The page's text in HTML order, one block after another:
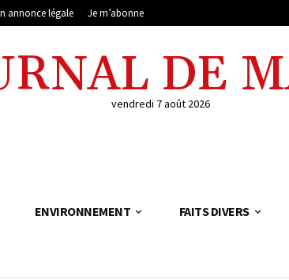
annonce légale Je m’abonne
DE
vendredi 7 août 2026
ENVIRONNEMENT FAITS DIVERS